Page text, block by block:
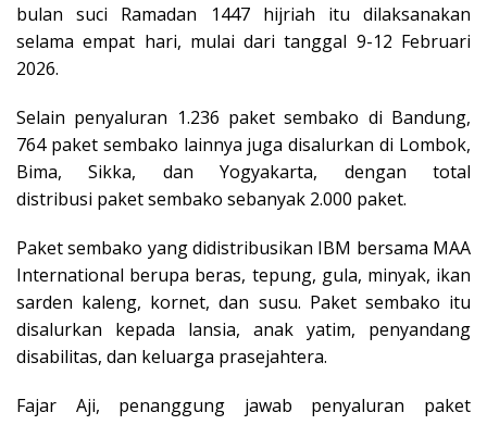
bulan suci Ramadan 1447 hijriah itu dilaksanakan
selama empat hari, mulai dari tanggal 9-12 Februari
2026.
Selain penyaluran 1.236 paket sembako di Bandung,
764 paket sembako lainnya juga disalurkan di Lombok,
Bima, Sikka, dan Yogyakarta, dengan total
distribusi paket sembako sebanyak 2.000 paket.
Paket sembako yang didistribusikan IBM bersama MAA
International berupa beras, tepung, gula, minyak, ikan
sarden kaleng, kornet, dan susu. Paket sembako itu
disalurkan kepada lansia, anak yatim, penyandang
disabilitas, dan keluarga prasejahtera.
Fajar Aji, penanggung jawab penyaluran paket